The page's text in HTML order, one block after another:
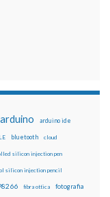
arduino arduino ide
bluetooth cloud
silicon injection pen
silicon injection pencil
fibra ottica fotografia